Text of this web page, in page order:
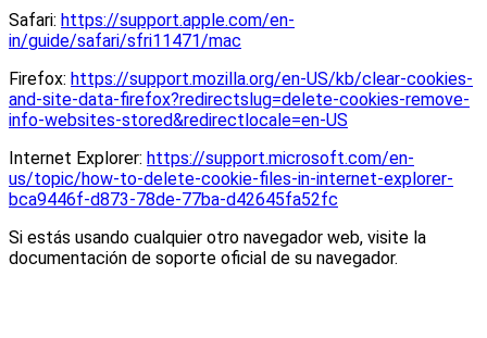
Safari: https://support.apple.com/en-
in/guide/safari/sfri11471/mac
Firefox: https://support.mozilla.org/en-US/kb/clear-cookies-
and-site-data-firefox?redirectslug=delete-cookies-remove-
info-websites-stored&redirectlocale=en-US
Internet Explorer: https://support.microsoft.com/en-
us/topic/how-to-delete-cookie-files-in-internet-explorer-
bca9446f-d873-78de-77ba-d42645fa52fc
Si estás usando cualquier otro navegador web, visite la
documentación de soporte oficial de su navegador.